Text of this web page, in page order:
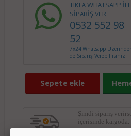
TIKLA WHATSAPP İLE
SİPARİŞ VER
0532 552 98
52
7x24 Whatsapp
de Sipariş Verebilirsiniz.
Sepete ekle
Şimdi sipariş
içerisinde kargoda.